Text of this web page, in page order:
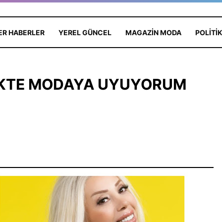
HABERLER YEREL GÜNCEL MAGAZIN MODA
MODAYA UYUYORUM
Antalya'da:
Edebiyat ve Psikoloji